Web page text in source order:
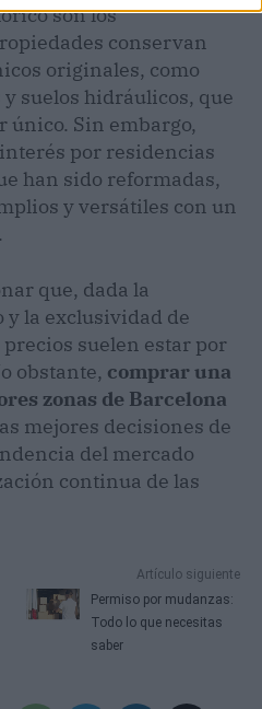
son los
conservan
originales, como
suelos hidráulicos, que
único. Sin embargo,
por residencias
han sido reformadas,
y versátiles con un
que, dada la
la exclusividad de
suelen estar por
obstante, comprar una
zonas de Barcelona
mejores decisiones de
del mercado
continua de las
Artículo siguiente
Permiso por mudanzas:
Todo lo que necesitas
saber